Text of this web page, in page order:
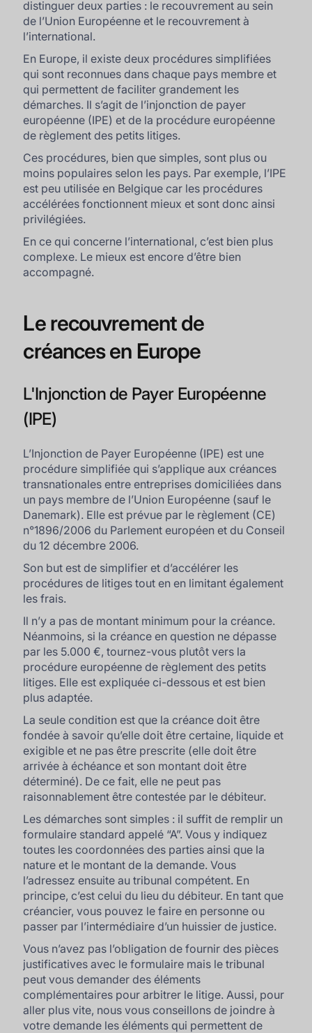
distinguer deux parties : le recouvrement au sein
de l’Union Européenne et le recouvrement à
l’international.
En Europe, il existe deux procédures simplifiées
qui sont reconnues dans chaque pays membre et
qui permettent de faciliter grandement les
démarches. Il s’agit de l’injonction de payer
européenne (IPE) et de la procédure européenne
de règlement des petits litiges.
Ces procédures, bien que simples, sont plus ou
moins populaires selon les pays. Par exemple, l’IPE
est peu utilisée en Belgique car les procédures
accélérées fonctionnent mieux et sont donc ainsi
privilégiées.
En ce qui concerne l’international, c’est bien plus
complexe. Le mieux est encore d’être bien
accompagné.
Le recouvrement de
créances en Europe
L'Injonction de Payer Européenne
(IPE)
L’Injonction de Payer Européenne (IPE) est une
procédure simplifiée qui s’applique aux créances
transnationales entre entreprises domiciliées dans
un pays membre de l’Union Européenne (sauf le
Danemark). Elle est prévue par le règlement (CE)
n°1896/2006 du Parlement européen et du Conseil
du 12 décembre 2006.
Son but est de simplifier et d’accélérer les
procédures de litiges tout en en limitant également
les frais.
Il n’y a pas de montant minimum pour la créance.
Néanmoins, si la créance en question ne dépasse
par les 5.000 €, tournez-vous plutôt vers la
procédure européenne de règlement des petits
litiges. Elle est expliquée ci-dessous et est bien
plus adaptée.
La seule condition est que la créance doit être
fondée à savoir qu’elle doit être certaine, liquide et
exigible et ne pas être prescrite (elle doit être
arrivée à échéance et son montant doit être
déterminé). De ce fait, elle ne peut pas
raisonnablement être contestée par le débiteur.
Les démarches sont simples : il suffit de remplir un
formulaire standard appelé “A”. Vous y indiquez
toutes les coordonnées des parties ainsi que la
nature et le montant de la demande. Vous
l’adressez ensuite au tribunal compétent. En
principe, c’est celui du lieu du débiteur. En tant que
créancier, vous pouvez le faire en personne ou
passer par l’intermédiaire d’un huissier de justice.
Vous n’avez pas l’obligation de fournir des pièces
justificatives avec le formulaire mais le tribunal
peut vous demander des éléments
complémentaires pour arbitrer le litige. Aussi, pour
aller plus vite, nous vous conseillons de joindre à
votre demande les éléments qui permettent de